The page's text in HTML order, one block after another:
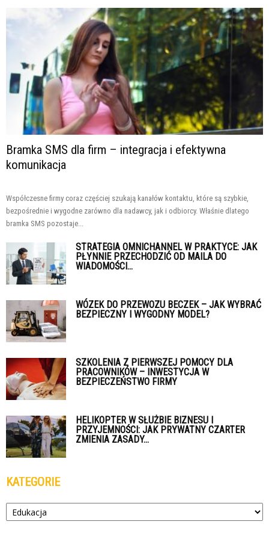
Bramka SMS dla firm – integracja i efektywna
komunikacja
Współczesne firmy coraz częściej szukają kanałów kontaktu, które są szybkie,
bezpośrednie i wygodne zarówno dla nadawcy, jak i odbiorcy. Właśnie dlatego
bramka SMS pozostaje...
STRATEGIA OMNICHANNEL W PRAKTYCE: JAK
PŁYNNIE PRZECHODZIĆ OD MAILA DO
WIADOMOŚCI...
WÓZEK DO PRZEWOZU BECZEK – JAK WYBRAĆ
BEZPIECZNY I WYGODNY MODEL?
SZKOLENIA Z PIERWSZEJ POMOCY DLA
PRACOWNIKÓW – INWESTYCJA W
BEZPIECZEŃSTWO FIRMY
HELIKOPTER W SŁUŻBIE BIZNESU I
PRZYJEMNOŚCI: JAK PRYWATNY CZARTER
ZMIENIA ZASADY...
KATEGORIE
Kategorie